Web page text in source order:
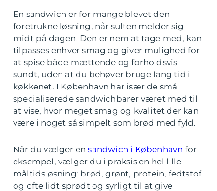
En sandwich er for mange blevet den
foretrukne løsning, når sulten melder sig
midt på dagen. Den er nem at tage med, kan
tilpasses enhver smag og giver mulighed for
at spise både mættende og forholdsvis
sundt, uden at du behøver bruge lang tid i
køkkenet. I København har især de små
specialiserede sandwichbarer været med til
at vise, hvor meget smag og kvalitet der kan
være i noget så simpelt som brød med fyld.
Når du vælger ensandwich i København for
eksempel, vælger du i praksis en hel lille
måltidsløsning: brød, grønt, protein, fedtstof
og ofte lidt sprødt og syrligt til at give